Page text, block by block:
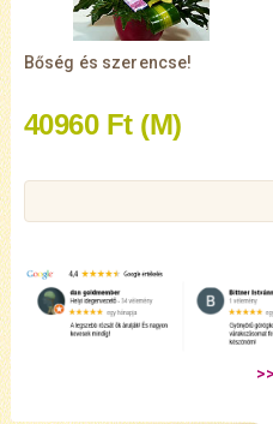
Bőség és szerencse!
40960 Ft (M)